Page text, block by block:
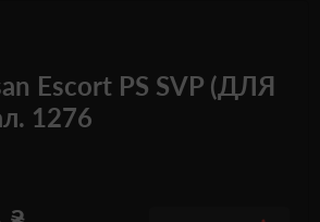
Escort PS SVP (ДЛЯ
1276